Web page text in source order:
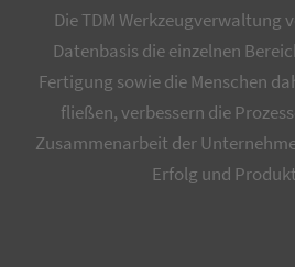
Die TDM Werkzeugverwaltung
Datenbasis die einzelnen
Fertigung sowie die Menschen
fließen, verbessern die
Zusammenarbeit der
Erfolg und